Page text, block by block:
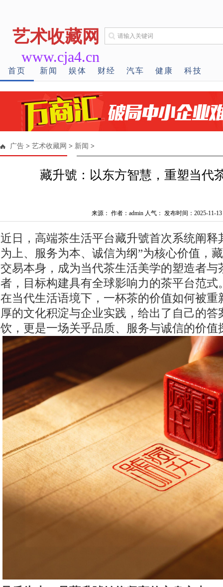
艺术收藏网
www.cja4.cn
首页 新闻 娱体 财经 汽车 健康 科技
广告 > 艺术收藏网 > 新闻 >
藏升號：以东方智慧，重塑当代
来源： 作者：admin 人气： 发布时间：2025-11-13
近日，高端茶生活平台藏升號首次系统阐释
为上、服务为本、诚信为纲”为核心价值，
交易本身，成为当代茶生活美学的塑造者与
者，目标构建具有全球影响力的茶平台范式
在当代生活语境下，一杯茶的价值如何被重
厚的文化积淀与企业实践，给出了自己的答
饮，更是一场关乎品质、服务与诚信的价值